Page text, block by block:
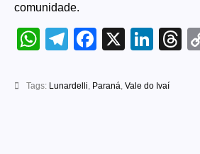
comunidade.
WhatsApp
Telegram
Facebook
X
Tags: Lunardelli, Paraná, Vale do Ivaí